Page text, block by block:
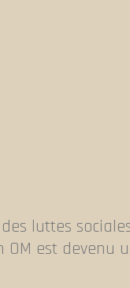
luttes
OM est devenu